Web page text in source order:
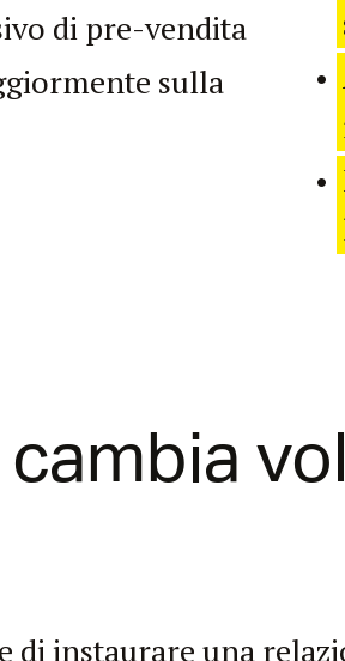
di pre-vendita
sulla
di instaurare una